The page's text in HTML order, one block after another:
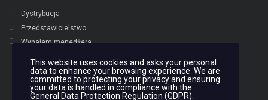
Dystrybucja
Przedstawicielstwo
Wynajem menedżera
This website uses cookies and asks your personal
data to enhance your browsing experience. We are
committed to protecting your privacy and ensuring
your data is handled in compliance with the
General Data Protection Regulation (GDPR)